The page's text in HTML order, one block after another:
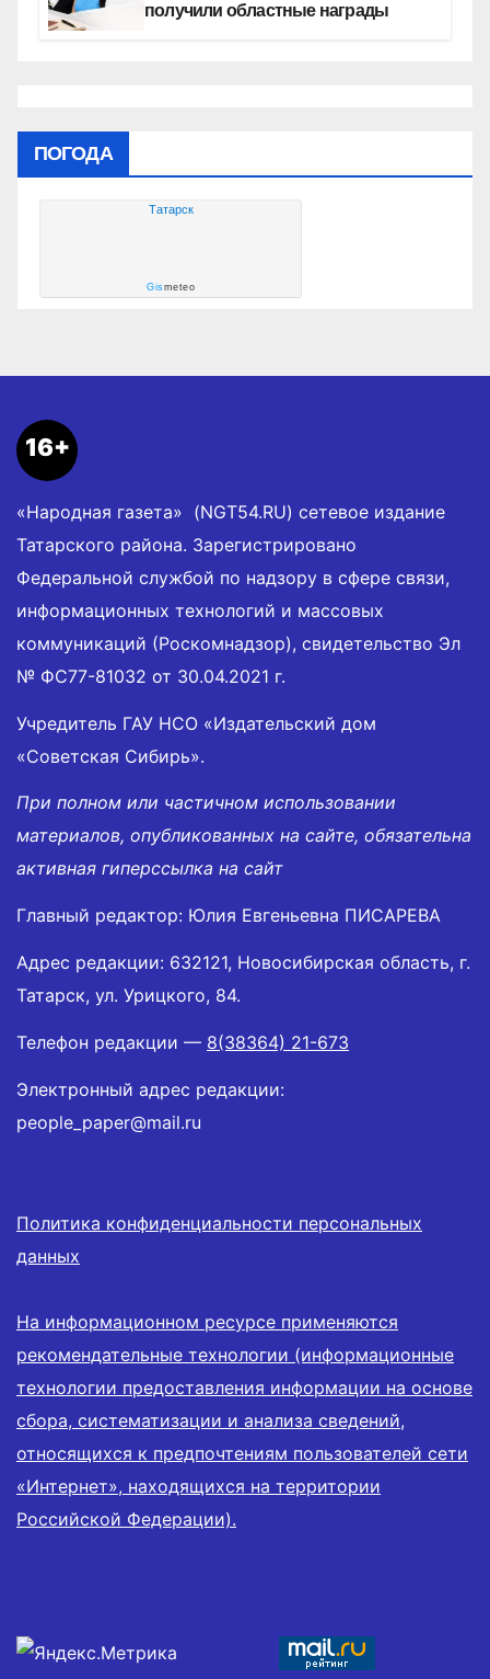
получили областные награды
ПОГОДА
Татарск
Gismeteo
16+
«Народная газета» (NGT54.RU) сетевое издание
Татарского района. Зарегистрировано
Федеральной службой по надзору в сфере связи,
информационных технологий и массовых
коммуникаций (Роскомнадзор), свидетельство Эл
№ ФС77-81032 от 30.04.2021 г.
Учредитель ГАУ НСО «Издательский дом
«Советская Сибирь».
При полном или частичном использовании
материалов, опубликованных на сайте, обязательна
активная гиперссылка на сайт
Главный редактор: Юлия Евгеньевна ПИСАРЕВА
Адрес редакции: 632121, Новосибирская область, г.
Татарск, ул. Урицкого, 84.
Телефон редакции — 8(38364) 21-673
Электронный адрес редакции:
people_paper@mail.ru
Политика конфиденциальности персональных
данных
На информационном ресурсе применяются
рекомендательные технологии (информационные
технологии предоставления информации на основе
сбора, систематизации и анализа сведений,
относящихся к предпочтениям пользователей сети
«Интернет», находящихся на территории
Российской Федерации).